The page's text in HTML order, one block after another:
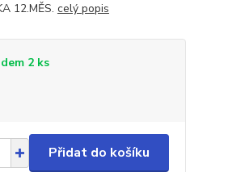
12.MĚS. celý popis
2 ks
Přidat do košíku